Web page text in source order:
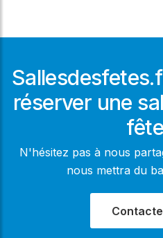
réserver une
N'hésitez pas à nous
nous mettra du